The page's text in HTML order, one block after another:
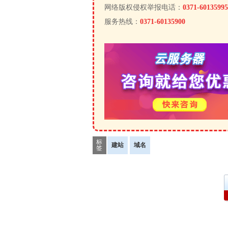
网络版权侵权举报电话： 0371-60135995
服务热线： 0371-60135900
标
签
建站 域名